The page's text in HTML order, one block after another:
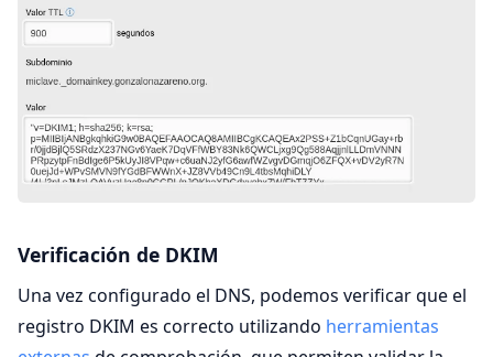
Verificación de DKIM
Una vez configurado el DNS, podemos verificar que el
registro DKIM es correcto utilizando herramientas